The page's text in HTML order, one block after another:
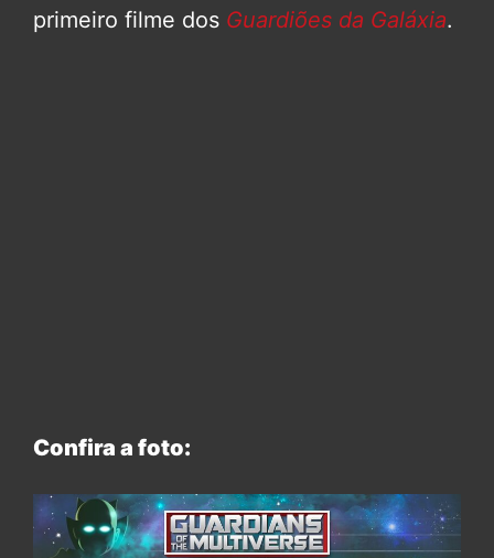
primeiro filme dos Guardiões da Galáxia.
Confira a foto: